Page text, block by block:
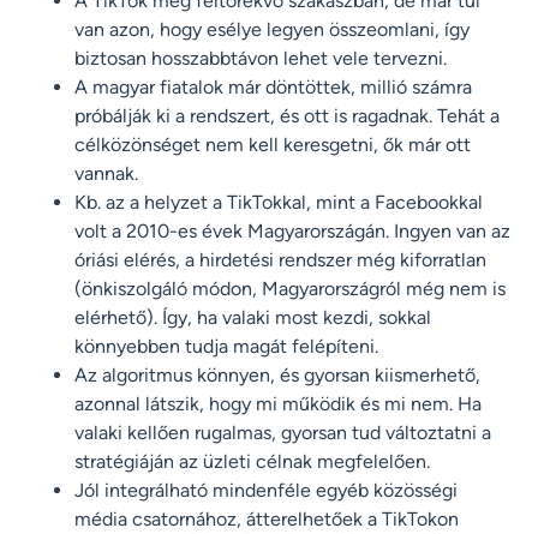
van azon, hogy esélye legyen összeomlani, így
biztosan hosszabbtávon lehet vele tervezni.
A magyar fiatalok már döntöttek, millió számra
próbálják ki a rendszert, és ott is ragadnak. Tehát a
célközönséget nem kell keresgetni, ők már ott
vannak.
Kb. az a helyzet a TikTokkal, mint a Facebookkal
volt a 2010-es évek Magyarországán. Ingyen van az
óriási elérés, a hirdetési rendszer még kiforratlan
(önkiszolgáló módon, Magyarországról még nem is
elérhető). Így, ha valaki most kezdi, sokkal
könnyebben tudja magát felépíteni.
Az algoritmus könnyen, és gyorsan kiismerhető,
azonnal látszik, hogy mi működik és mi nem. Ha
valaki kellően rugalmas, gyorsan tud változtatni a
stratégiáján az üzleti célnak megfelelően.
Jól integrálható mindenféle egyéb közösségi
média csatornához, átterelhetőek a TikTokon